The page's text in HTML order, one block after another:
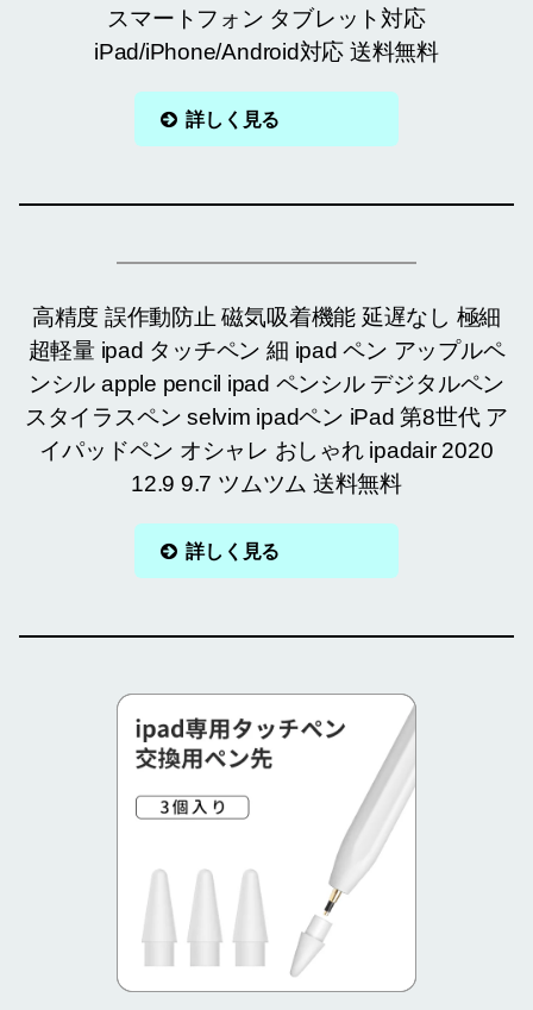
スマートフォン タブレット対応
iPad/iPhone/Android対応 送料無料
詳しく見る
高精度 誤作動防止 磁気吸着機能 延遅なし 極細
超軽量 ipad タッチペン 細 ipad ペン アップルペ
ンシル apple pencil ipad ペンシル デジタルペン
スタイラスペン selvim ipadペン iPad 第8世代 ア
イパッドペン オシャレ おしゃれ ipadair 2020
12.9 9.7 ツムツム 送料無料
詳しく見る